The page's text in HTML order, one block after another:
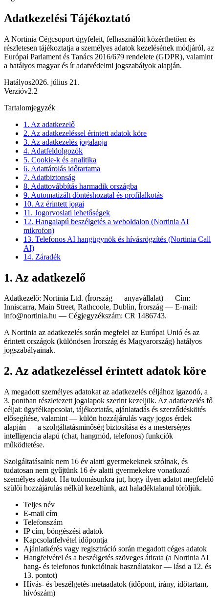
Adatkezelési Tájékoztató
A Nortinia Cégcsoport ügyfeleit, felhasználóit közérthetően és
részletesen tájékoztatja a személyes adatok kezelésének módjáról, az
Európai Parlament és Tanács 2016/679 rendelete (GDPR), valamint
a hatályos magyar és ír adatvédelmi jogszabályok alapján.
Hatályos2026. július 21.
Verzióv2.2
Tartalomjegyzék
1. Az adatkezelő
2. Az adatkezeléssel érintett adatok köre
3. Az adatkezelés jogalapja
4. Adatfeldolgozók
5. Cookie-k és analitika
6. Adattárolás időtartama
7. Adatbiztonság
8. Adattovábbítás harmadik országba
9. Automatizált döntéshozatal és profilalkotás
10. Az érintett jogai
11. Jogorvoslati lehetőségek
12. Hangalapú beszélgetés a weboldalon (Nortinia AI
mikrofon)
13. Telefonos AI hangügynök és hívásrögzítés (Nortinia Call
AI)
14. Záradék
1. Az adatkezelő
Adatkezelő: Nortinia Ltd. (Írország — anyavállalat) — Cím:
Inniscarra, Main Street, Rathcoole, Dublin, Írország — E-mail:
info@nortinia.hu — Cégjegyzékszám: CR 1486743.
A Nortinia az adatkezelés során megfelel az Európai Unió és az
érintett országok (különösen Írország és Magyarország) hatályos
jogszabályainak.
2. Az adatkezeléssel érintett adatok köre
A megadott személyes adatokat az adatkezelés céljához igazodó, a
3. pontban részletezett jogalapok szerint kezeljük. Az adatkezelés fő
céljai: ügyfélkapcsolat, tájékoztatás, ajánlatadás és szerződéskötés
elősegítése, valamint — külön hozzájárulás vagy jogos érdek
alapján — a szolgáltatásminőség biztosítása és a mesterséges
intelligencia alapú (chat, hangmód, telefonos) funkciók
működtetése.
Szolgáltatásaink nem 16 év alatti gyermekeknek szólnak, és
tudatosan nem gyűjtünk 16 év alatti gyermekekre vonatkozó
személyes adatot. Ha tudomásunkra jut, hogy ilyen adatot megfelelő
szülői hozzájárulás nélkül kezeltünk, azt haladéktalanul töröljük.
Teljes név
E-mail cím
Telefonszám
IP cím, böngészési adatok
Kapcsolatfelvétel időpontja
Ajánlatkérés vagy regisztráció során megadott céges adatok
Hangfelvétel és a beszélgetés szöveges átirata (a Nortinia AI
hang- és telefonos funkcióinak használatakor — lásd a 12. és
13. pontot)
Hívás- és beszélgetés-metaadatok (időpont, irány, időtartam,
hívószám)